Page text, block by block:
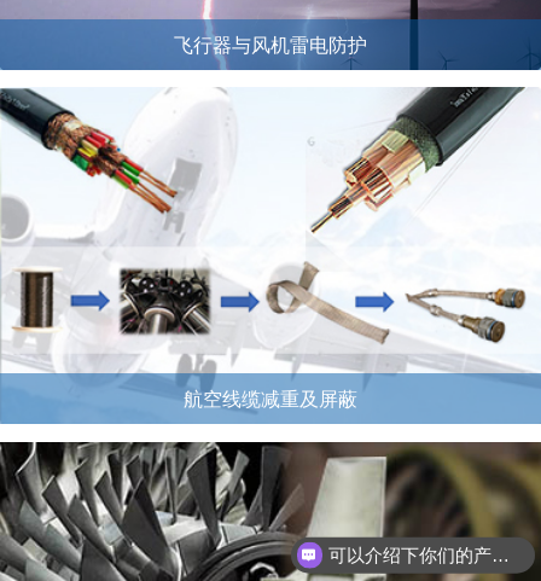
飞行器与风机雷电防护
航空线缆减重及屏蔽
如何购买产品？